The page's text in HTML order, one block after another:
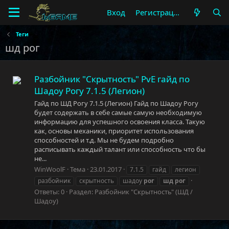
Вход Регистрация
Теги
шд рог
Разбойник "Скрытность" PvE гайд по
Шадоу Рогу 7.1.5 (Легион)
Гайд по ШД Рогу 7.1.5 (Легион) Гайд по Шадоу Рогу
будет содержать в себе самые самую необходимую
информацию для успешного освоения класса. Такую
как, основы механики, приоритет использования
способностей и т.д. Мы не будем подробно
расписывать каждый талант или способность что бы
не...
WinWoolF Тема 23.01.2017 7.1.5 гайд
легион
разбойник
скрытность шадоу рог шд рог
Ответы: 0 Раздел: Разбойник "Скрытность" (ШД /
Шадоу)